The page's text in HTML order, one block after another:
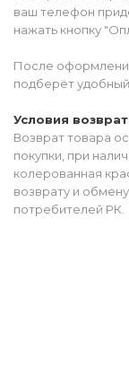
ваш телефон
нажать кнопку
После
подберёт
Условия
Возврат товара
покупки, при
колерованная
возврату и
потребителей РК.